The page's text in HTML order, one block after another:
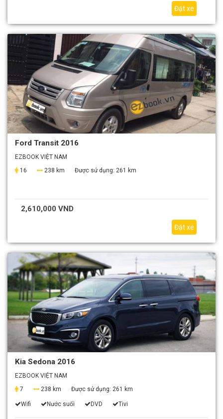
Đặt xe
Ford Transit 2016
EZBOOK VIỆT NAM
16
238 km Được sử dụng: 261 km
2,610,000 VND
Đặt xe
Kia Sedona 2016
EZBOOK VIỆT NAM
7
238 km Được sử dụng: 261 km
Wifi Nước suối DVD Tivi